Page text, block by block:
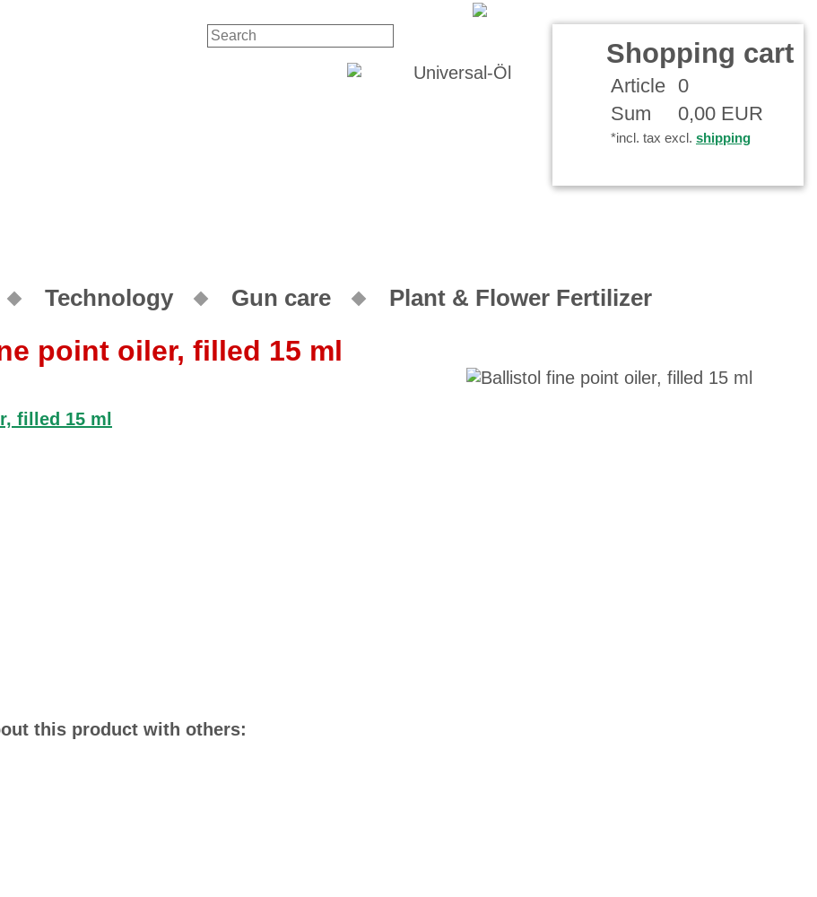
Shopping cart
Article 0
Sum
0,00 EUR
*incl. tax excl. shipping
Technology Gun care Plant & Flower Fertilizer
point oiler, filled 15 ml
filled 15 ml
this product with others: